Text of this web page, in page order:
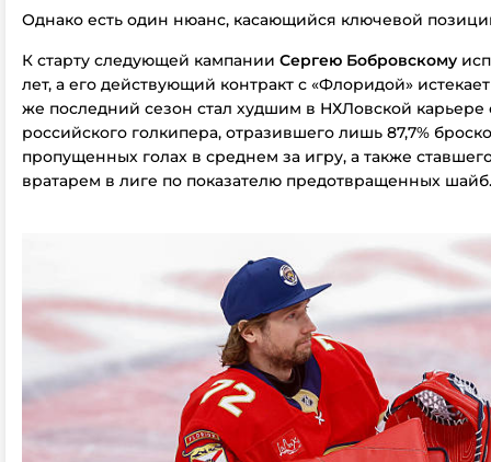
Однако есть один нюанс, касающийся ключевой
К старту следующей кампании Сергею Бобровскому
лет, а его действующий контракт с «Флоридой»
же последний сезон стал худшим в НХЛовской карьере
российского голкипера, отразившего лишь 87,7%
пропущенных голах в среднем за игру, а также
вратарем в лиге по показателю предотвращенных шайб.